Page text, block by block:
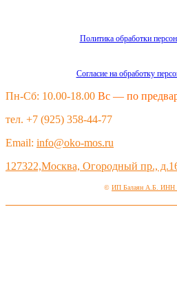
Политика обработки
Согласие на обработку
Пн-Сб: 10.00-18.00 Вс — по
тел. +7 (925) 358-44-77
Email: info@oko-mos.ru
127322,Москва, Огородный пр.,
© ИП Балаян А.Б. ИНН